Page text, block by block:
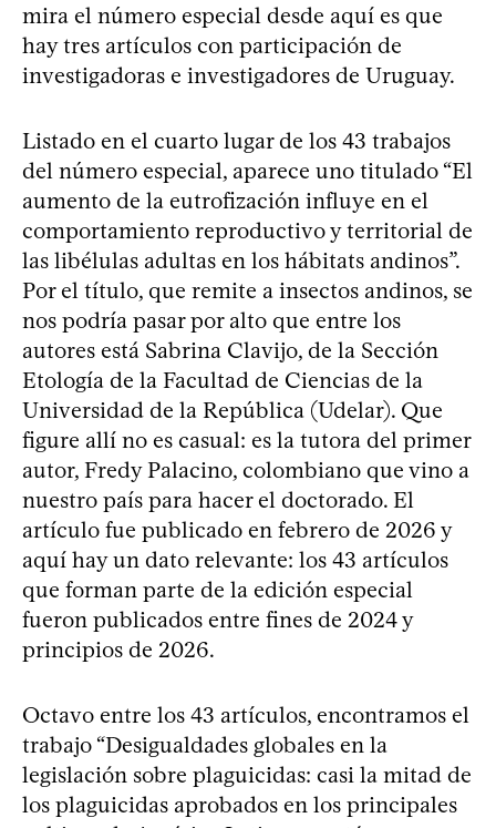
mira el número especial desde aquí es que
hay tres artículos con participación de
investigadoras e investigadores de Uruguay.
Listado en el cuarto lugar de los 43 trabajos
del número especial, aparece uno titulado “El
aumento de la eutrofización influye en el
comportamiento reproductivo y territorial de
las libélulas adultas en los hábitats andinos”.
Por el título, que remite a insectos andinos, se
nos podría pasar por alto que entre los
autores está Sabrina Clavijo, de la Sección
Etología de la Facultad de Ciencias de la
Universidad de la República (Udelar). Que
figure allí no es casual: es la tutora del primer
autor, Fredy Palacino, colombiano que vino a
nuestro país para hacer el doctorado. El
artículo fue publicado en febrero de 2026 y
aquí hay un dato relevante: los 43 artículos
que forman parte de la edición especial
fueron publicados entre fines de 2024 y
principios de 2026.
Octavo entre los 43 artículos, encontramos el
trabajo “Desigualdades globales en la
legislación sobre plaguicidas: casi la mitad de
los plaguicidas aprobados en los principales